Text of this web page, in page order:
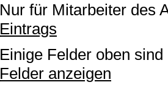
Nur für Mitarbeiter des
Eintrags
Einige Felder oben
Felder anzeigen